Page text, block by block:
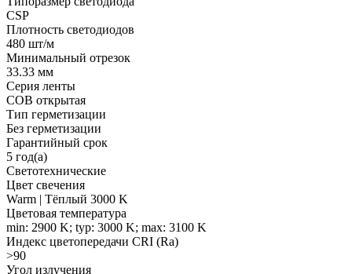
CSP
Плотность светодиодов
480 шт/м
Минимальный отрезок
33.33 мм
Серия ленты
COB открытая
Тип герметизации
Без герметизации
Гарантийный срок
5 год(а)
Светотехнические
Цвет свечения
Warm | Тёплый 3000 K
Цветовая температура
min: 2900 K; typ: 3000 K; max: 3100 K
Индекс цветопередачи CRI (Ra)
>90
Угол излучения